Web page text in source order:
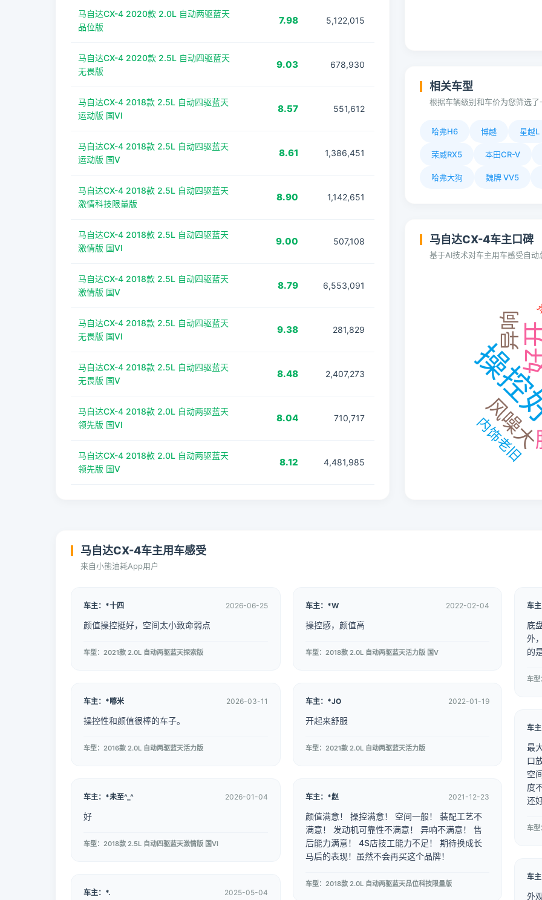
马自达CX-4 2020款 2.0L 自动两驱蓝天
品位版
7.98 5,122,015
马自达CX-4 2020款 2.5L 自动四驱蓝天
无畏版
9.03 678,930
马自达CX-4 2018款 2.5L 自动四驱蓝天
运动版 国VI
8.57 551,612
马自达CX-4 2018款 2.5L 自动四驱蓝天
运动版 国V
8.61 1,386,451
马自达CX-4 2018款 2.5L 自动四驱蓝天
激情科技限量版
8.90 1,142,651
马自达CX-4 2018款 2.5L 自动四驱蓝天
激情版 国VI
9.00 507,108
马自达CX-4 2018款 2.5L 自动四驱蓝天
激情版 国V
8.79 6,553,091
马自达CX-4 2018款 2.5L 自动四驱蓝天
无畏版 国VI
9.38 281,829
马自达CX-4 2018款 2.5L 自动四驱蓝天
无畏版 国V
8.48 2,407,273
马自达CX-4 2018款 2.0L 自动两驱蓝天
领先版 国VI
8.04 710,717
马自达CX-4 2018款 2.0L 自动两驱蓝天
领先版 国V
8.12 4,481,985
相关车型
根据车辆级别和车价为您筛选
哈弗H6 博越 星越L
荣威RX5 本田CR-V
哈弗大狗 魏牌 VV5
马自达CX-4车主口碑
基于AI技术对车主用车感受自
马自达CX-4车主用车感受
来自小熊油耗App用户
车主：*十四 2026-06-25
颜值操控挺好，空间太小致命弱点
车型：2021款 2.0L 自动两驱蓝天探索版
车主：*嘟米 2026-03-11
操控性和颜值很棒的车子。
车型：2016款 2.0L 自动两驱蓝天活力版
车主：*未至^_^ 2026-01-04
好
车型：2018款 2.5L 自动四驱蓝天激情版 国VI
车主：*. 2025-05-04
车主：*W 2022-02-04
操控感，颜值高
车型：2018款 2.0L 自动两驱蓝天活力版 国V
车主：*JO 2022-01-19
开起来舒服
车型：2021款 2.0L 自动两驱蓝天活力版
车主：*赵 2021-12-23
颜值满意！ 操控满意！ 空间一般！ 装配工艺不
满意！ 发动机可靠性不满意！ 异响不满意！ 售
后能力满意！ 4S店技工能力不足！ 期待换成长
马后的表现！虽然不会再买这个品牌！
车型：2018款 2.0L 自动两驱蓝天品位科技限量版
车
底
外
的
车
车
最
口
空
度
还
车
车
外